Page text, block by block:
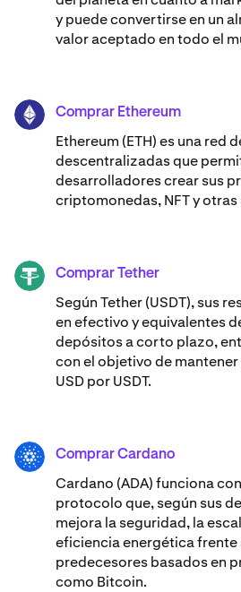
y puede convertirse en un
valor aceptado en todo el
ETH Comprar Ethereum
Ethereum (ETH) es una red
descentralizadas que
desarrolladores crear sus
criptomonedas, NFT y
USDT Comprar Tether
Según Tether (USDT), sus
en efectivo y equivalentes
depósitos a corto plazo,
con el objetivo de
USD por USDT.
ADA Comprar Cardano
Cardano (ADA) ​​funciona
protocolo que, según sus
mejora la seguridad, la
eficiencia energética frente
predecesores basados en
como Bitcoin.